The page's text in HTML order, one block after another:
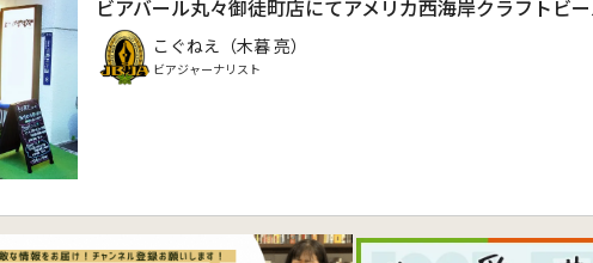
ビアバール丸々御徒町店にてアメリカ西海岸クラフトビー
こぐねえ（木暮 亮）
ビアジャーナリスト